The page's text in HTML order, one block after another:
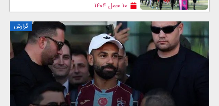
۱۰ حمل ۱۴۰۴
گزارش